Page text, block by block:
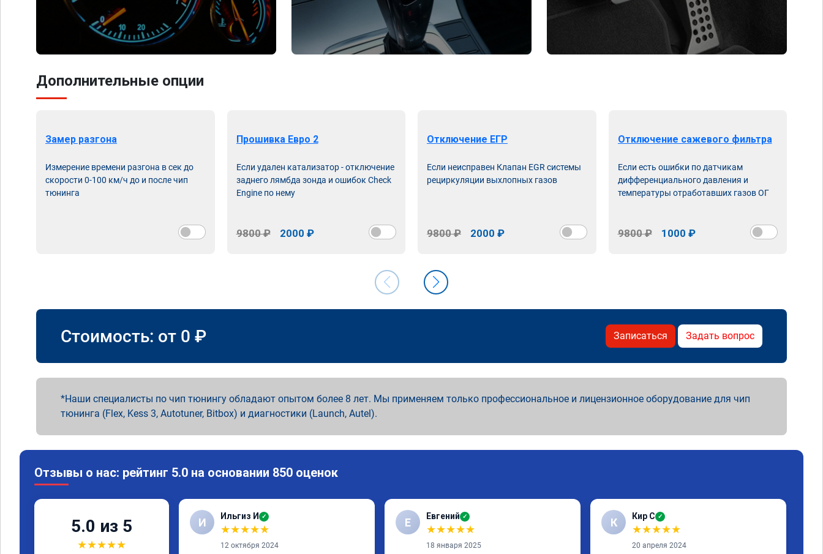
Дополнительные опции
Замер разгона
Измерение времени разгона в сек до
скорости 0-100 км/ч до и после чип
тюнинга
Прошивка Евро 2
Если удален катализатор - отключение
заднего лямбда зонда и ошибок Check
Engine по нему
9800 ₽ 2000 ₽
Отключение ЕГР
Если неисправен Клапан EGR системы
рециркуляции выхлопных газов
9800 ₽ 2000 ₽
Отключение сажевого фильтра
Если есть ошибки по датчикам
дифференциального давления и
температуры отработавших газов ОГ
9800 ₽ 1000 ₽
Стоимость: от 0 ₽ Записаться Задать вопрос
Наши специалисты по чип тюнингу обладают опытом более 8 лет. Мы применяем только профессиональное и лицензионное оборудование для чип
тюнинга (Flex, Kess 3, Autotuner, Bitbox) и диагностики (Launch, Autel).
Отзывы о нас: рейтинг 5.0 на основании 850 оценок
5.0 из 5
★★★★★
И Ильгиз И ✓
★★★★★
12 октября 2024
Е Евгений ✓
★★★★★
18 января 2025
К Кир С ✓
★★★★★
20 апреля 2024